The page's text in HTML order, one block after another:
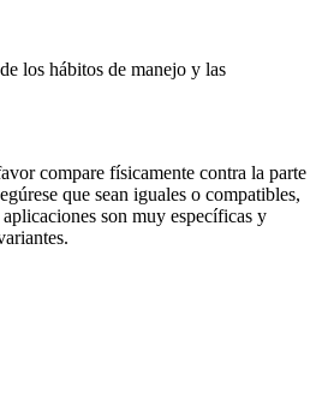
los hábitos de manejo y las
compare físicamente contra la parte
que sean iguales o compatibles,
son muy específicas y